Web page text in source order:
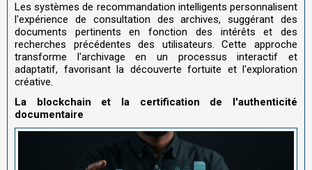
Les systèmes de recommandation intelligents personnalisent
l'expérience de consultation des archives, suggérant des
documents pertinents en fonction des intérêts et des
recherches précédentes des utilisateurs. Cette approche
transforme l'archivage en un processus interactif et
adaptatif, favorisant la découverte fortuite et l'exploration
créative.
La blockchain et la certification de l'authenticité
documentaire